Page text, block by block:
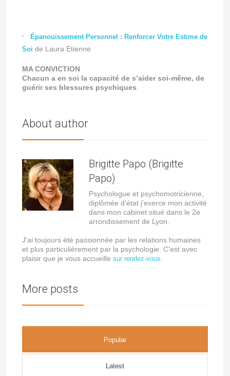
Épanouissement Personnel : Renforcer Votre Estime de
Soide Laura Etienne
MA CONVICTION
Chacun a en soi la capacité de s’aider soi-même, de
guérir ses blessures psychiques.
About author
Brigitte Papo (Brigitte
Papo)
Psychologue et psychomotricienne,
diplômée d’état j’exerce mon activité
dans mon cabinet situé dans le 2e
arrondissement de Lyon.
J’ai toujours été passionnée par les relations humaines
et plus particulièrement par la psychologie. C'est avec
plaisir que je vous accueillesur rendez-vous.
More posts
Popular
Latest